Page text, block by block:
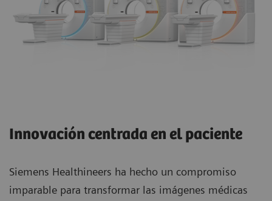
Innovación centrada en el paciente
Siemens Healthineers ha hecho un compromiso
imparable para transformar las imágenes médicas